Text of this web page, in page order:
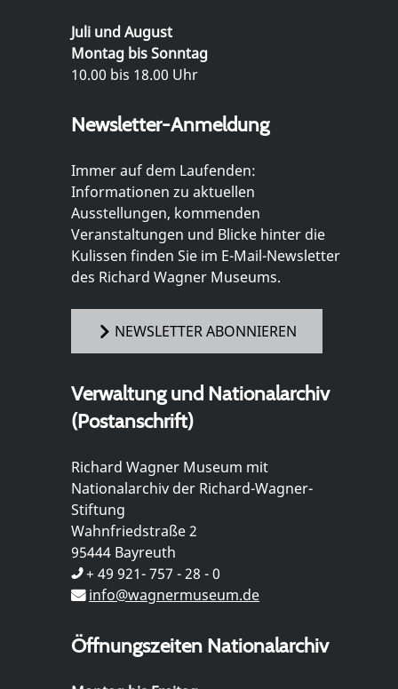
Juli und August
Montag bis Sonntag
10.00 bis 18.00 Uhr
Newsletter-Anmeldung
Immer auf dem Laufenden:
Informationen zu aktuellen
Ausstellungen, kommenden
Veranstaltungen und Blicke hinter die
Kulissen finden Sie im E-Mail-Newsletter
des Richard Wagner Museums.
NEWSLETTER ABONNIEREN
Verwaltung und Nationalarchiv
(Postanschrift)
Richard Wagner Museum mit
Nationalarchiv der Richard-Wagner-
Stiftung
Wahnfriedstraße 2
95444 Bayreuth
+ 49 921- 757 - 28 - 0
info@wagnermuseum.de
Öffnungszeiten Nationalarchiv